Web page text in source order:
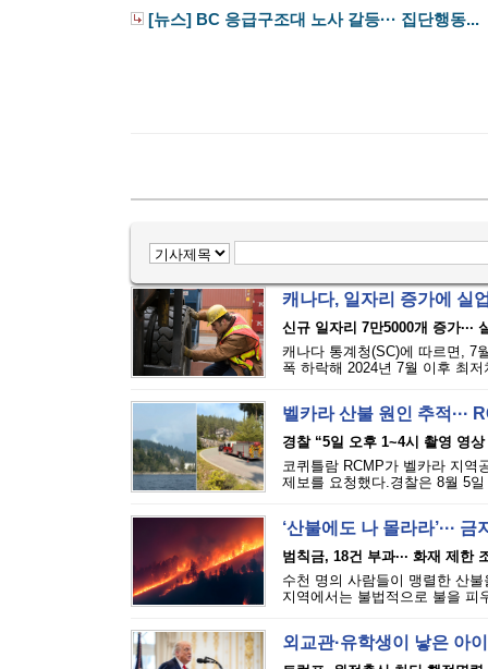
[뉴스] BC 응급구조대 노사 갈등··· 집단행동...
캐나다, 일자리 증가에 실
신규 일자리 7만5000개 증가···
캐나다 통계청(SC)에 따르면, 7
폭 하락해 2024년 7월 이후 최
벨카라 산불 원인 추적···
경찰 “5일 오후 1~4시 촬영 영상
코퀴틀람 RCMP가 벨카라 지역
제보를 요청했다.경찰은 8월 5
‘산불에도 나 몰라라’···
범칙금, 18건 부과··· 화재 제한
수천 명의 사람들이 맹렬한 산
지역에서는 불법적으로 불을 피
외교관·유학생이 낳은 아